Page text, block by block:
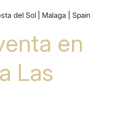
del Sol | Malaga | Spain
en
Las